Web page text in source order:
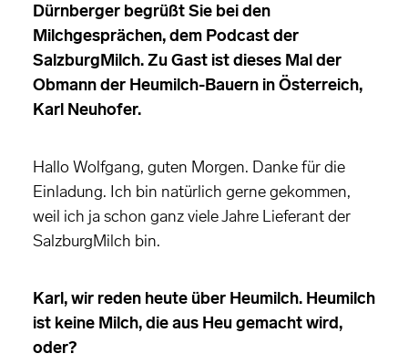
Dürnberger begrüßt Sie bei den
Milchgesprächen, dem Podcast der
SalzburgMilch. Zu Gast ist dieses Mal der
Obmann der Heumilch-Bauern in Österreich,
Karl Neuhofer.
Hallo Wolfgang, guten Morgen. Danke für die
Einladung. Ich bin natürlich gerne gekommen,
weil ich ja schon ganz viele Jahre Lieferant der
SalzburgMilch bin.
Karl, wir reden heute über Heumilch. Heumilch
ist keine Milch, die aus Heu gemacht wird,
oder?